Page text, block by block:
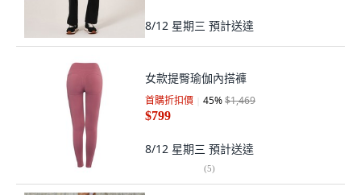
8/12 星期三 預計送達
女款提臀瑜伽內搭褲
首購折扣價 45%$1,469
$799
8/12 星期三 預計送達
(5)